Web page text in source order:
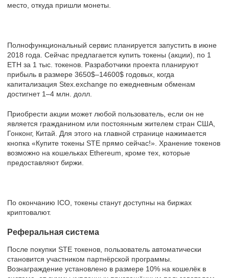
место, откуда пришли монеты.
Полнофункциональный сервис планируется запустить в июне
2018 года. Сейчас предлагается купить токены (акции), по 1
ETH за 1 тыс. токенов. Разработчики проекта планируют
прибыль в размере 3650$–14600$ годовых, когда
капитализация Stex.exchange по ежедневным обменам
достигнет 1–4 млн. долл.
Приобрести акции может любой пользователь, если он не
является гражданином или постоянным жителем стран США,
Гонконг, Китай. Для этого на главной странице нажимается
кнопка «Купите токены STE прямо сейчас!». Хранение токенов
возможно на кошельках Ethereum, кроме тех, которые
предоставляют биржи.
По окончанию ICO, токены станут доступны на биржах
криптовалют.
Реферальная система
После покупки STE токенов, пользователь автоматически
становится участником партнёрской программы.
Вознаграждение установлено в размере 10% на кошелёк в